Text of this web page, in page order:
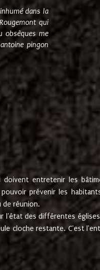
dans la
qui
obsèques me
pingon
entretenir les
prévenir les
de réunion.
l'état des différentes
cloche restante. C'est